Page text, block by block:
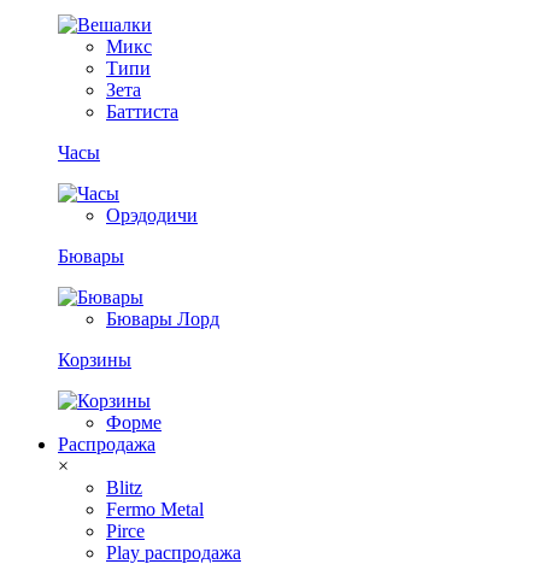
Микс
Типи
Зета
Баттиста
Часы
Орэдодичи
Бювары
Бювары Лорд
Корзины
Форме
Распродажа
×
Blitz
Fermo Metal
Pirce
Play распродажа